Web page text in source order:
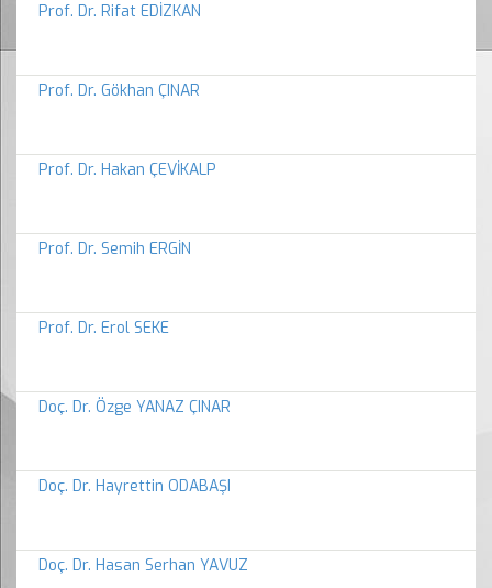
Prof. Dr. Rifat EDİZKAN
Prof. Dr. Gökhan ÇINAR
Prof. Dr. Hakan ÇEVİKALP
Prof. Dr. Semih ERGİN
Prof. Dr. Erol SEKE
Doç. Dr. Özge YANAZ ÇINAR
Doç. Dr. Hayrettin ODABAŞI
Doç. Dr. Hasan Serhan YAVUZ